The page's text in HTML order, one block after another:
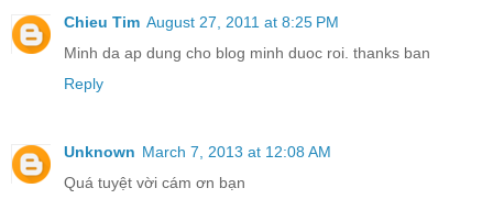
Chieu Tim August 27, 2011 at 8:25 PM
Minh da ap dung cho blog minh duoc roi. thanks ban
Reply
Unknown March 7, 2013 at 12:08 AM
Quá tuyệt vời cám ơn bạn